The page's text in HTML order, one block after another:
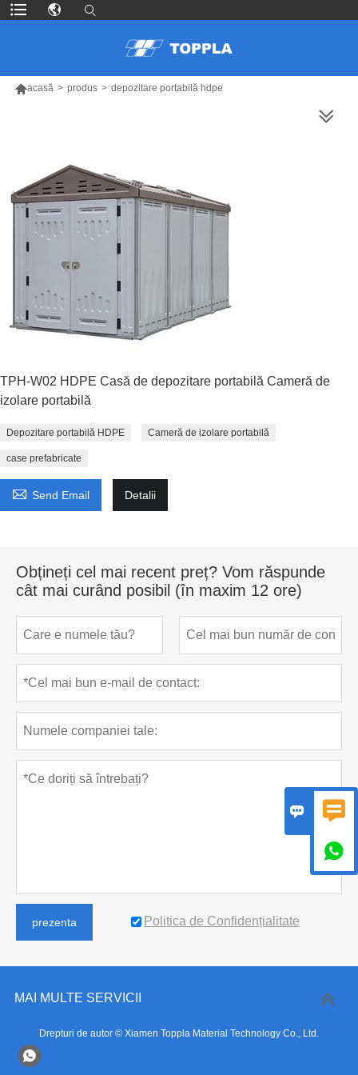
acasă > produs > depozitare portabilă hdpe
TPH-W02 HDPE Casă de depozitare portabilă Cameră de
izolare portabilă
Depozitare portabilă HDPE Cameră de izolare portabilă
case prefabricate
 Send Email Detalii
Obțineți cel mai recent preț? Vom răspunde
cât mai curând posibil (în maxim 12 ore)
prezenta Politica de Confidențialitate
MAI MULTE SERVICII
Drepturi de autor © Xiamen Toppla Material Technology Co., Ltd.

 
